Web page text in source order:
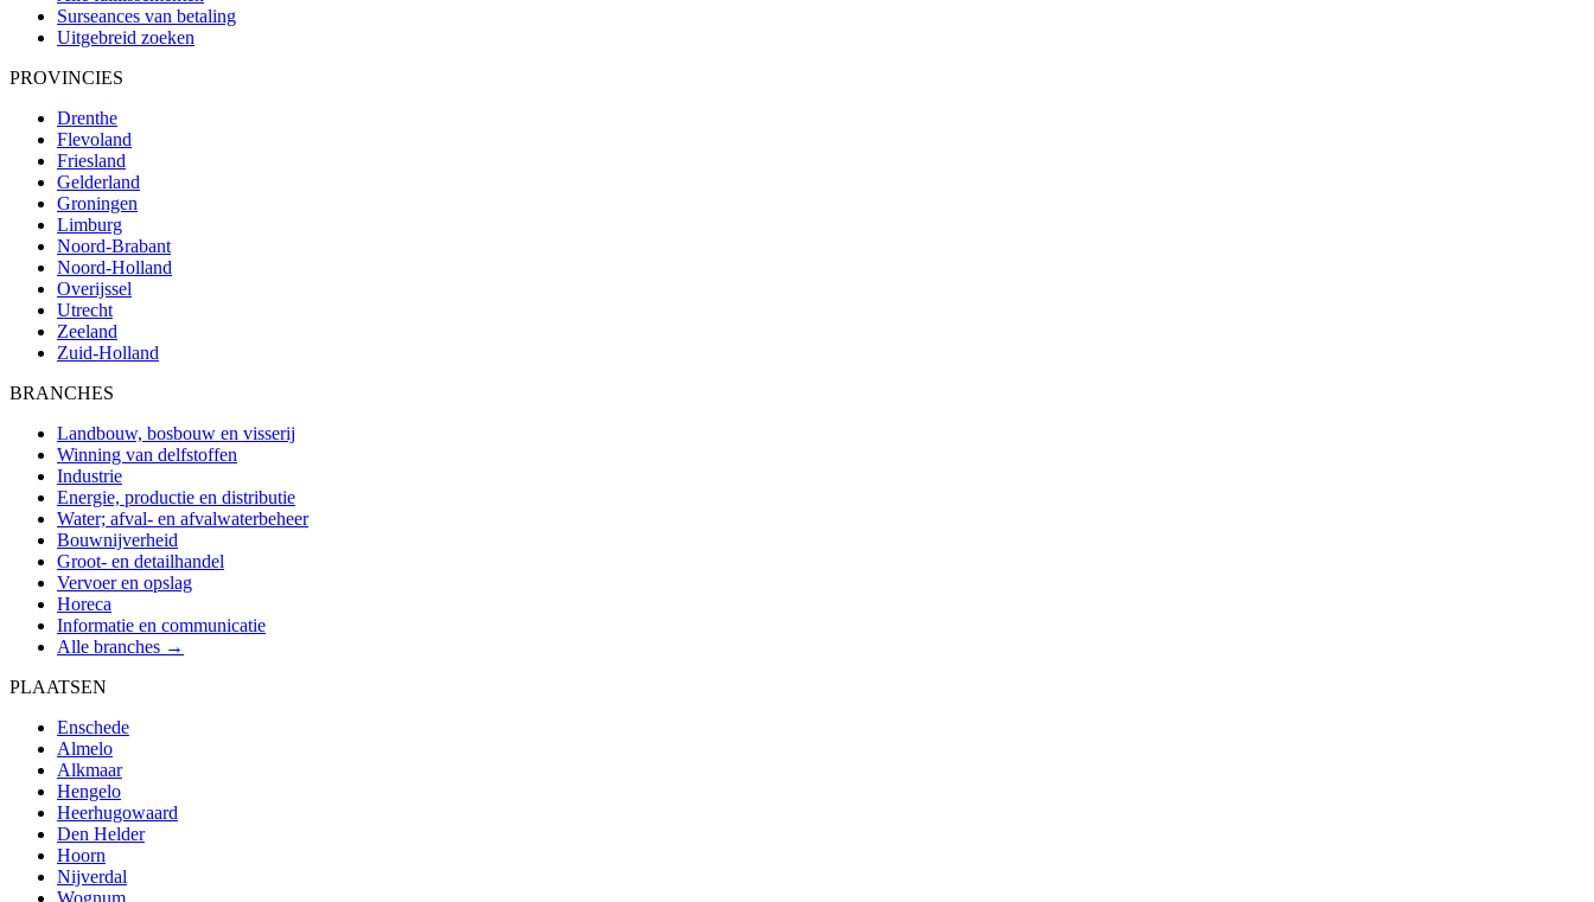
Surseances van betaling
Uitgebreid zoeken
PROVINCIES
Drenthe
Flevoland
Friesland
Gelderland
Groningen
Limburg
Noord-Brabant
Noord-Holland
Overijssel
Utrecht
Zeeland
Zuid-Holland
BRANCHES
Landbouw, bosbouw en visserij
Winning van delfstoffen
Industrie
Energie, productie en distributie
Water; afval- en afvalwaterbeheer
Bouwnijverheid
Groot- en detailhandel
Vervoer en opslag
Horeca
Informatie en communicatie
Alle branches →
PLAATSEN
Enschede
Almelo
Alkmaar
Hengelo
Heerhugowaard
Den Helder
Hoorn
Nijverdal
Wognum